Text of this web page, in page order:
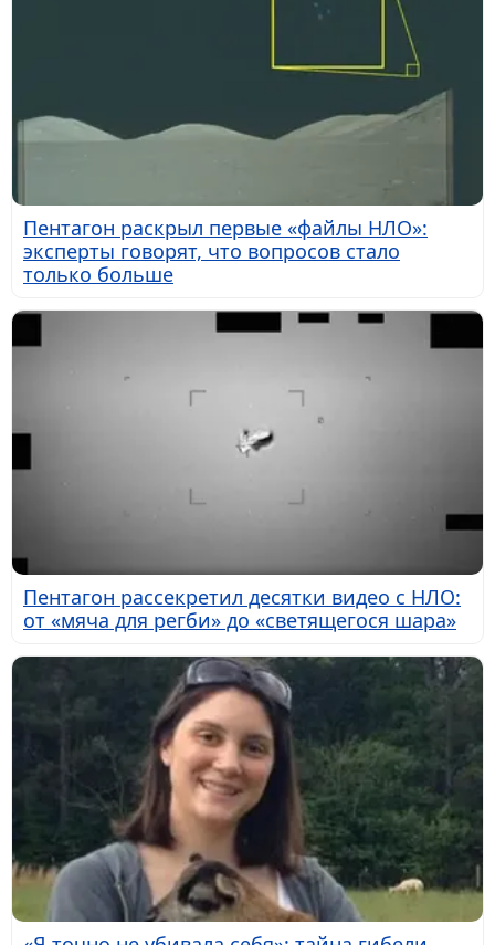
Пентагон раскрыл первые «файлы НЛО»:
эксперты говорят, что вопросов стало
только больше
Пентагон рассекретил десятки видео с НЛО:
от «мяча для регби» до «светящегося шара»